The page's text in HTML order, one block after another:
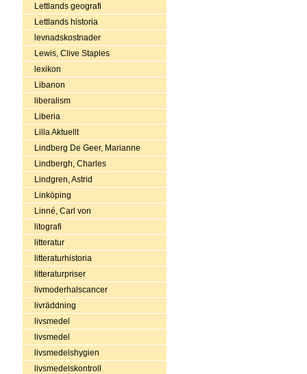
Lettlands geografi
Lettlands historia
levnadskostnader
Lewis, Clive Staples
lexikon
Libanon
liberalism
Liberia
Lilla Aktuellt
Lindberg De Geer, Marianne
Lindbergh, Charles
Lindgren, Astrid
Linköping
Linné, Carl von
litografi
litteratur
litteraturhistoria
litteraturpriser
livmoderhalscancer
livräddning
livsmedel
livsmedel
livsmedelshygien
livsmedelskontroll